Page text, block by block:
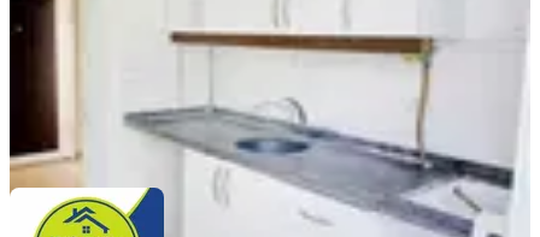
İSMAİL YILDIRIM EMLAK VE GAYRIMENKUL
DANIŞMANLIĞIİsmail YILDIRIM
Ara